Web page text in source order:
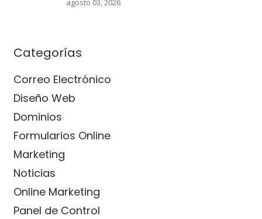
agosto 03, 2026
Categorías
Correo Electrónico
Diseño Web
Dominios
Formularios Online
Marketing
Noticias
Online Marketing
Panel de Control